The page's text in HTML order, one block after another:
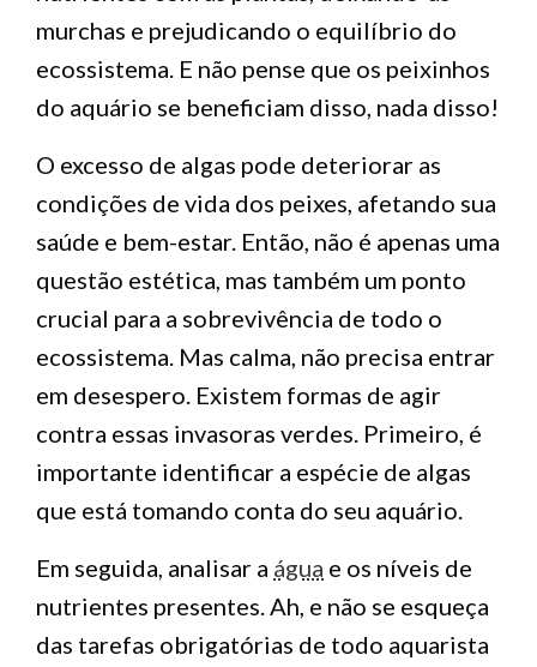
murchas e prejudicando o equilíbrio do
ecossistema. E não pense que os peixinhos
do aquário se beneficiam disso, nada disso!
O excesso de algas pode deteriorar as
condições de vida dos peixes, afetando sua
saúde e bem-estar. Então, não é apenas uma
questão estética, mas também um ponto
crucial para a sobrevivência de todo o
ecossistema. Mas calma, não precisa entrar
em desespero. Existem formas de agir
contra essas invasoras verdes. Primeiro, é
importante identificar a espécie de algas
que está tomando conta do seu aquário.
Em seguida, analisar a água e os níveis de
nutrientes presentes. Ah, e não se esqueça
das tarefas obrigatórias de todo aquarista